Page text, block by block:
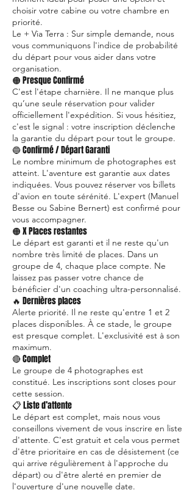
choisir votre cabine ou votre chambre en
priorité.
Le + Via Terra : Sur simple demande, nous
vous communiquons l'indice de probabilité
du départ pour vous aider dans votre
organisation.
🟠 Presque Confirmé
C'est l'étape charnière. Il ne manque plus
qu’une seule réservation pour valider
officiellement l'expédition. Si vous hésitiez,
c'est le signal : votre inscription déclenche
la garantie du départ pour tout le groupe.
🔵 Confirmé / Départ Garanti
Le nombre minimum de photographes est
atteint. L'aventure est garantie aux dates
indiquées. Vous pouvez réserver vos billets
d'avion en toute sérénité. L'expert (Manuel
Besse ou Sabine Bernert) est confirmé pour
vous accompagner.
🟠 X Places restantes
Le départ est garanti et il ne reste qu'un
nombre très limité de places. Dans un
groupe de 4, chaque place compte. Ne
laissez pas passer votre chance de
bénéficier d'un coaching ultra-personnalisé.
🔥 Dernières places
Alerte priorité. Il ne reste qu'entre 1 et 2
places disponibles. À ce stade, le groupe
est presque complet. L'exclusivité est à son
maximum.
🔴 Complet
Le groupe de 4 photographes est
constitué. Les inscriptions sont closes pour
cette session.
📋 Liste d’attente
Le départ est complet, mais nous vous
conseillons vivement de vous inscrire en liste
d'attente. C'est gratuit et cela vous permet
d'être prioritaire en cas de désistement (ce
qui arrive régulièrement à l'approche du
départ) ou d'être alerté en premier de
l'ouverture d'une nouvelle date.